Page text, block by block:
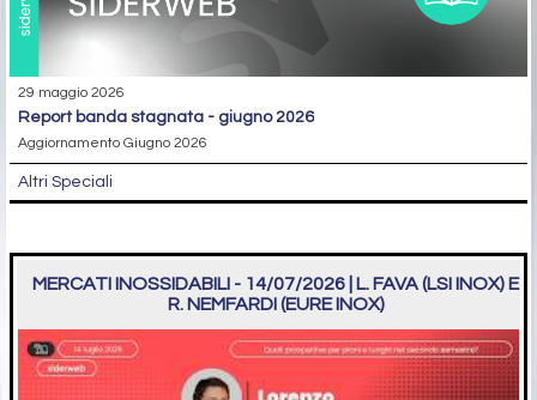
29 maggio 2026
report banda stagnata - giugno 2026
Aggiornamento Giugno 2026
Altri Speciali
MERCATI INOSSIDABILI - 14/07/2026 | L. FAVA (LSI INOX) E
R. NEMFARDI (EURE INOX)